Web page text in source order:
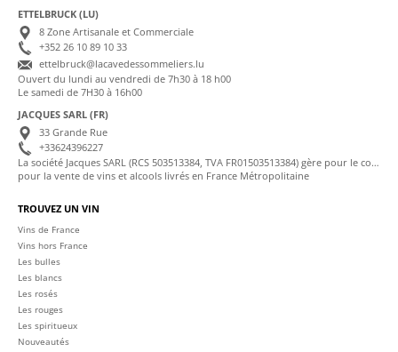
ETTELBRUCK (LU)
8 Zone Artisanale et Commerciale
+352 26 10 89 10 33
ettelbruck@lacavedessommeliers.lu
Ouvert du lundi au vendredi de 7h30 à 18 h00
Le samedi de 7H30 à 16h00
JACQUES SARL (FR)
33 Grande Rue
+33624396227
La société Jacques SARL (RCS 503513384, TVA FR01503513384) gère pour le compte de La Cave des Sommeliers les transactions bancaires et la facturation
pour la vente de vins et alcools livrés en France Métropolitaine
TROUVEZ UN VIN
Vins de France
Vins hors France
Les bulles
Les blancs
Les rosés
Les rouges
Les spiritueux
Nouveautés